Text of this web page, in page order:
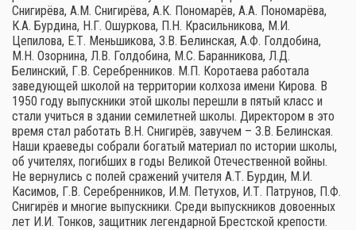
Снигирёва, А.М. Снигирёва, А.К. Пономарёв, А.А. Пономарёва,
К.А. Бурдина, Н.Г. Ошуркова, П.Н. Красильникова, М.И.
Цепилова, Е.Т. Меньшикова, З.В. Белинская, А.Ф. Голдобина,
М.Н. Озорнина, Л.В. Голдобина, М.С. Баранникова, Л.Д.
Белинский, Г.В. Серебренников. М.П. Коротаева работала
заведующей школой на территории колхоза имени Кирова. В
1950 году выпускники этой школы перешли в пятый класс и
стали учиться в здании семилетней школы. Директором в это
время стал работать В.Н. Снигирёв, завучем – З.В. Белинская.
Наши краеведы собрали богатый материал по истории школы,
об учителях, погибших в годы Великой Отечественной войны.
Не вернулись с полей сражений учителя А.Т. Бурдин, М.И.
Касимов, Г.В. Серебренников, И.М. Петухов, И.Т. Патрунов, П.Ф.
Снигирёв и многие выпускники. Среди выпускников довоенных
лет И.И. Тонков, защитник легендарной Брестской крепости.